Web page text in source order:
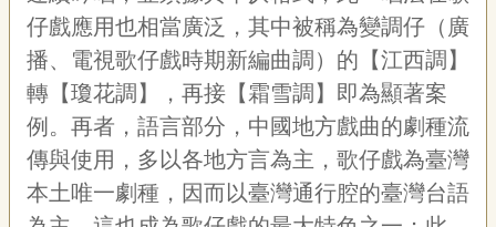
o
o
R
S
S
仔戲應用也相當廣泛，其中被稱為變調仔（廣
播、電視歌仔戲時期新編曲調）的【江西調】
轉【瓊花調】，再接【霜雪調】即為顯著案
例。再者，語言部分，中國地方戲曲的劇種流
傳與使用，多以各地方言為主，歌仔戲為臺灣
本土唯一劇種，因而以臺灣通行腔的臺灣台語